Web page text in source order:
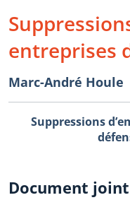
entreprises
Marc-André Houle
Suppressions
Document joint